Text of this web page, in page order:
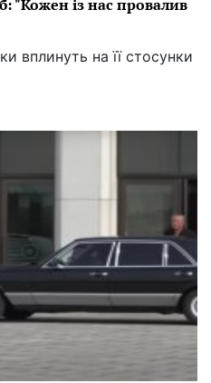
"Кожен із нас провалив
вплинуть на її стосунки